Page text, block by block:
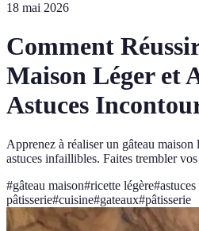
18 mai 2026
Comment
Maison Léger et
Astuces
Apprenez à réaliser un gâteau maison
astuces infaillibles. Faites trembler
#gâteau maison#ricette légère#astuces
pâtisserie#cuisine#gateaux#pâtisserie